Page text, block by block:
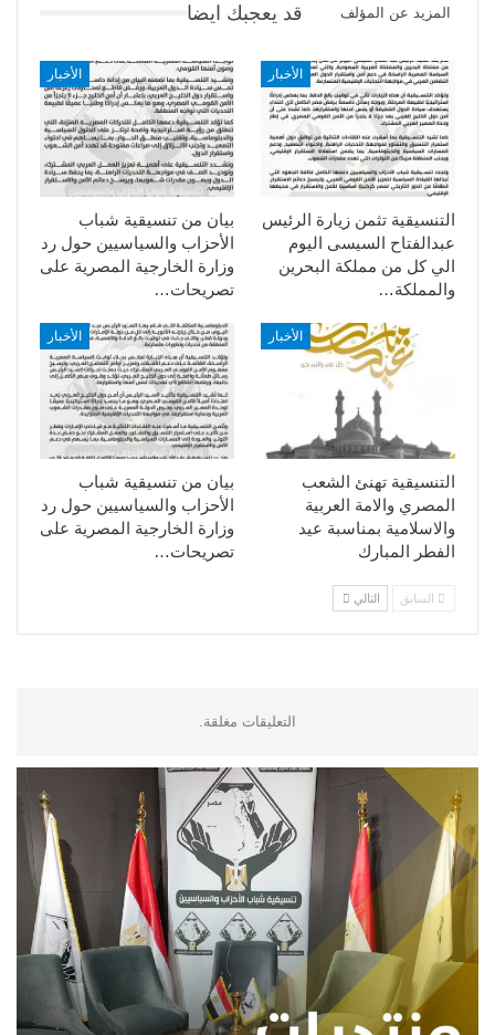
قد يعجبك ايضا المزيد عن المؤلف
الأخبار
بيان من تنسيقية شباب
الأحزاب والسياسيين حول رد
وزارة الخارجية المصرية على
تصريحات…
الأخبار
التنسيقية تثمن زيارة الرئيس
عبدالفتاح السيسى اليوم
الي كل من مملكة البحرين
والمملكة…
الأخبار
بيان من تنسيقية شباب
الأحزاب والسياسيين حول رد
وزارة الخارجية المصرية على
تصريحات…
الأخبار
التنسيقية تهنئ الشعب
المصري والامة العربية
والاسلامية بمناسبة عيد
الفطر المبارك
السابق التالي
التعليقات مغلقة.